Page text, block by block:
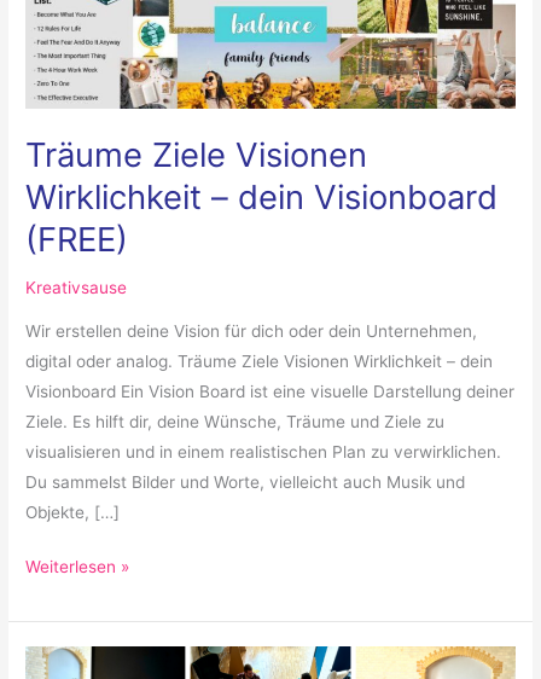
Träume Ziele Visionen
Wirklichkeit – dein Visionboard
(FREE)
Kreativsause
Wir erstellen deine Vision für dich oder dein Unternehmen,
digital oder analog. Träume Ziele Visionen Wirklichkeit – dein
Visionboard Ein Vision Board ist eine visuelle Darstellung deiner
Ziele. Es hilft dir, deine Wünsche, Träume und Ziele zu
visualisieren und in einem realistischen Plan zu verwirklichen.
Du sammelst Bilder und Worte, vielleicht auch Musik und
Objekte, […]
Visionboard
(FREE)
Weiterlesen »
Wirkung